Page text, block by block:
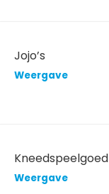
Jojo’s
Weergave
Kneedspeelgoed
Weergave